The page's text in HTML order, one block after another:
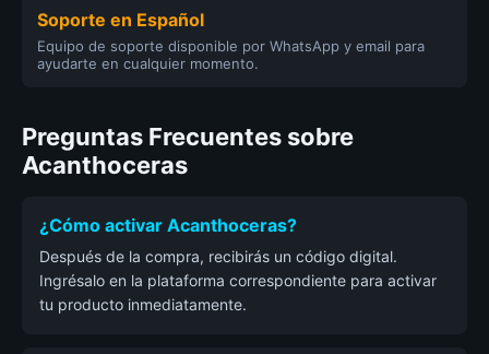
Soporte en Español
Equipo de soporte disponible por WhatsApp y email para
ayudarte en cualquier momento.
Preguntas Frecuentes sobre
Acanthoceras
¿Cómo activar Acanthoceras?
Después de la compra, recibirás un código digital.
Ingrésalo en la plataforma correspondiente para activar
tu producto inmediatamente.